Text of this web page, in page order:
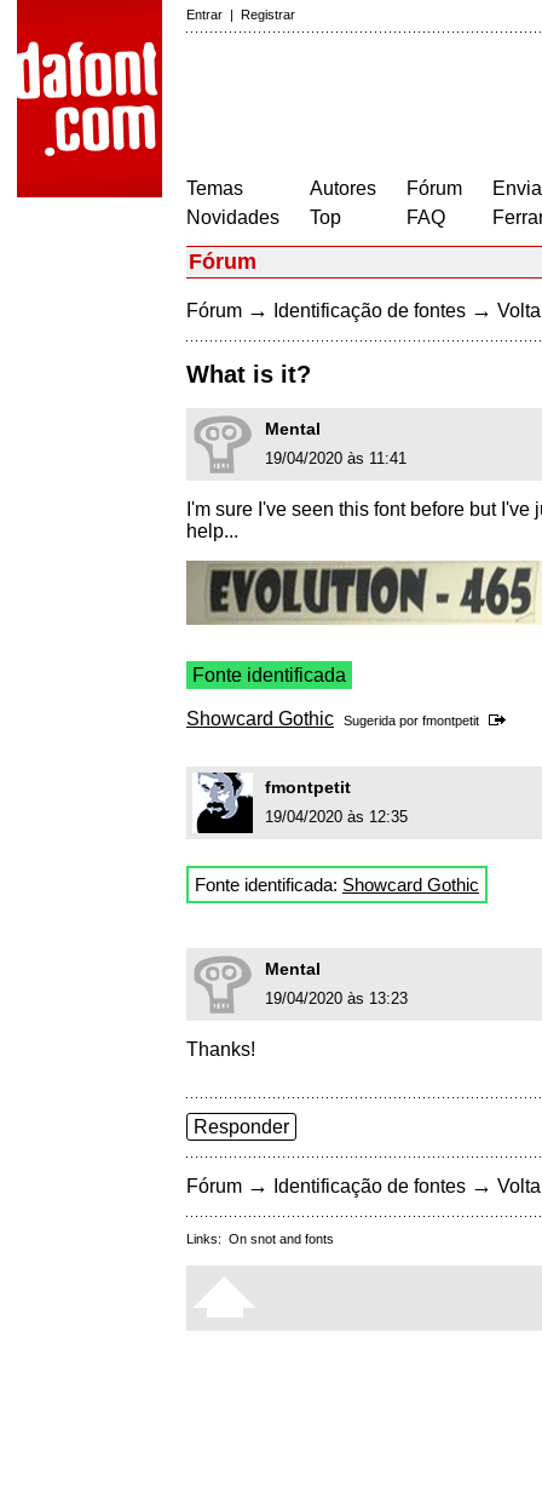
Entrar | Registrar
Temas
Novidades
Autores
Top
Fórum
FAQ
Fórum
Fórum → Identificação de fontes →
What is it?
Mental
19/04/2020 às 11:41
I'm sure I've seen this font before but
help...
Fonte identificada
Showcard Gothic Sugerida por fmontpetit
fmontpetit
19/04/2020 às 12:35
Fonte identificada: Showcard Gothic
Mental
19/04/2020 às 13:23
Thanks!
Responder
Fórum → Identificação de fontes →
Links: On snot and fonts